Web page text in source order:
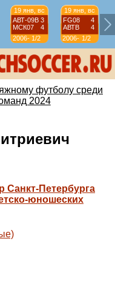
19 янв, вс
АВТ-09B 3
МСК07
4
2006-
07
1/2
19 янв, вс
FG08
4
АВТВ
4
2006-
07
1/2
футболу среди
2024
Санкт-Петербурга
юношеских